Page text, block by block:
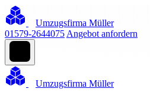
Umzugsfirma Müller
01579-2644075 Angebot anfordern
Umzugsfirma Müller